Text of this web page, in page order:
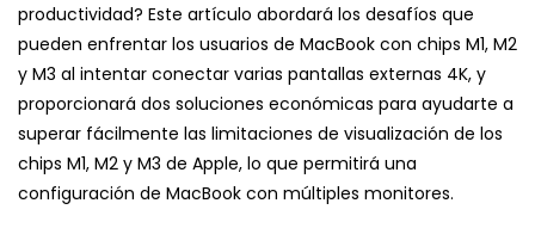
productividad? Este artículo abordará los desafíos que
pueden enfrentar los usuarios de MacBook con chips M1, M2
y M3 al intentar conectar varias pantallas externas 4K, y
proporcionará dos soluciones económicas para ayudarte a
superar fácilmente las limitaciones de visualización de los
chips M1, M2 y M3 de Apple, lo que permitirá una
configuración de MacBook con múltiples monitores.